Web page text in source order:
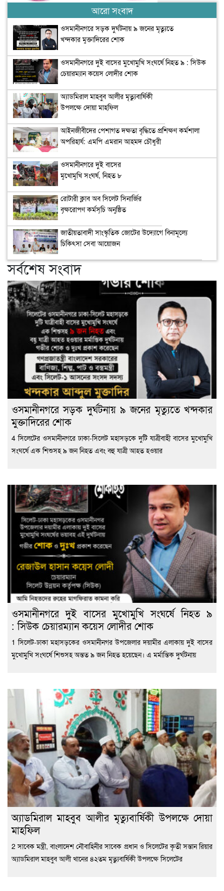
আরো সংবাদ
ওসমানীনগরে সড়ক দুর্ঘটনায় ৯ জনের মৃত্যুতে
খন্দকার মুক্তাদিরের শোক
ওসমানীনগরে দুই বাসের মুখোমুখি সংঘর্ষে নিহত ৯ : সিউক
চেয়ারম্যান কয়েস লোদীর শোক
অ্যাডমিরাল মাহবুব আলীর মৃত্যুবার্ষিকী
উপলক্ষে দোয়া মাহফিল
‎আইনজীবীদের পেশাগত দক্ষতা বৃদ্ধিতে প্রশিক্ষণ কর্মশালা
অপরিহার্য: এমপি এমরান আহমদ চৌধুরী
ওসমানীনগরে দুই বাসের
মুখোমুখি সংঘর্ষ, নিহত ৮
রোটারী ক্লাব অব সিলেট সিনার্জির
বৃক্ষরোপণ কর্মসূচি অনুষ্ঠিত
জাতীয়তাবাদী সাংস্কৃতিক জোটের উদ্যোগে বিনামূল্যে
চিকিৎসা সেবা আয়োজন
সর্বশেষ সংবাদ
ওসমানীনগরে সড়ক দুর্ঘটনায় ৯ জনের মৃত্যুতে খন্দকার
মুক্তাদিরের শোক
4 সিলেটের ওসমানীনগরে ঢাকা-সিলেট মহাসড়কে দুটি যাত্রীবাহী বাসের মুখোমুখি
সংঘর্ষে এক শিশুসহ ৯ জন নিহত এবং বহু যাত্রী আহত হওয়ার
ওসমানীনগরে দুই বাসের মুখোমুখি সংঘর্ষে নিহত ৯
: সিউক চেয়ারম্যান কয়েস লোদীর শোক
1 সিলেট-ঢাকা মহাসড়কের ওসমানীনগর উপজেলার দয়ামীর এলাকায় দুই বাসের
মুখোমুখি সংঘর্ষে শিশুসহ অন্তত ৯ জন নিহত হয়েছেন। এ মর্মান্তিক দুর্ঘটনায়
অ্যাডমিরাল মাহবুব আলীর মৃত্যুবার্ষিকী উপলক্ষে দোয়া
মাহফিল
2 সাবেক মন্ত্রী, বাংলাদেশ নৌবাহিনীর সাবেক প্রধান ও সিলেটের কৃতী সন্তান রিয়ার
অ্যাডমিরাল মাহবুব আলী খানের ৪২তম মৃত্যুবার্ষিকী উপলক্ষে সিলেটের